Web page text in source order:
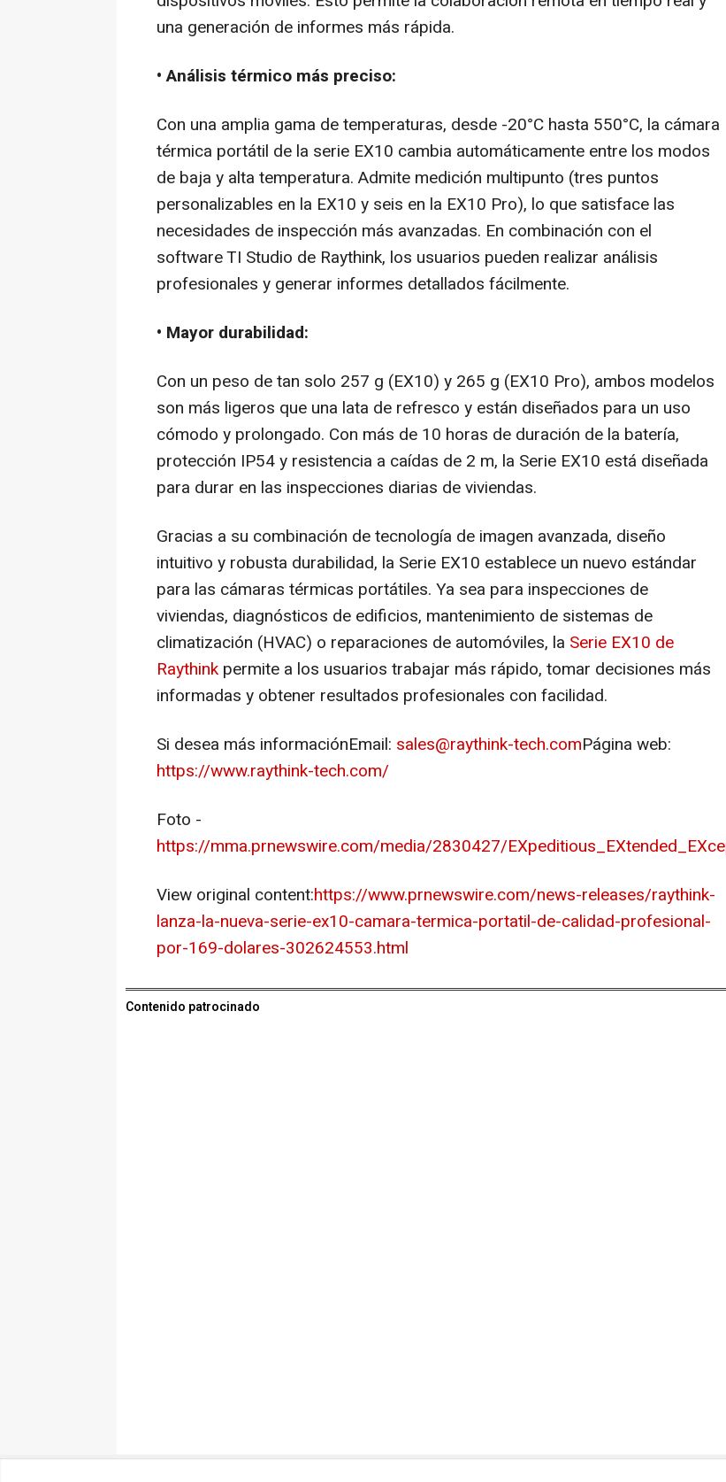
una generación de informes más rápida.
• Análisis térmico más preciso:
Con una amplia gama de temperaturas, desde -20°C hasta 550°C, la cámara
térmica portátil de la serie EX10 cambia automáticamente entre los modos
de baja y alta temperatura. Admite medición multipunto (tres puntos
personalizables en la EX10 y seis en la EX10 Pro), lo que satisface las
necesidades de inspección más avanzadas. En combinación con el
software TI Studio de Raythink, los usuarios pueden realizar análisis
profesionales y generar informes detallados fácilmente.
• Mayor durabilidad:
Con un peso de tan solo 257 g (EX10) y 265 g (EX10 Pro), ambos modelos
son más ligeros que una lata de refresco y están diseñados para un uso
cómodo y prolongado. Con más de 10 horas de duración de la batería,
protección IP54 y resistencia a caídas de 2 m, la Serie EX10 está diseñada
para durar en las inspecciones diarias de viviendas.
Gracias a su combinación de tecnología de imagen avanzada, diseño
intuitivo y robusta durabilidad, la Serie EX10 establece un nuevo estándar
para las cámaras térmicas portátiles. Ya sea para inspecciones de
viviendas, diagnósticos de edificios, mantenimiento de sistemas de
climatización (HVAC) o reparaciones de automóviles, la Serie EX10 de
Raythink permite a los usuarios trabajar más rápido, tomar decisiones más
informadas y obtener resultados profesionales con facilidad.
Si desea más informaciónEmail: sales@raythink-tech.comPágina web:
https://www.raythink-tech.com/
Foto -
https://mma.prnewswire.com/media/2830427/
View original content:https://www.prnewswire.com/news-releases/raythink-
lanza-la-nueva-serie-ex10-camara-termica-portatil-de-calidad-profesional-
por-169-dolares-302624553.html
Contenido patrocinado